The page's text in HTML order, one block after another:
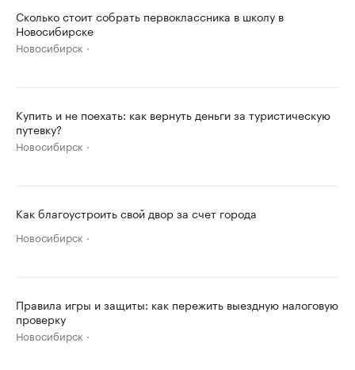
Сколько стоит собрать первоклассника в школу в
Новосибирске
Новосибирск
Купить и не поехать: как вернуть деньги за туристическую
путевку?
Новосибирск
Как благоустроить свой двор за счет города
Новосибирск
Правила игры и защиты: как пережить выездную налоговую
проверку
Новосибирск